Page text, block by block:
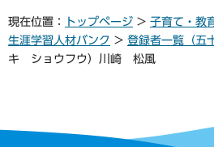
現在位置： トップページ > 子育て・教
生涯学習人材バンク > 登録者一覧（五
キ ショウフウ）川崎 松風